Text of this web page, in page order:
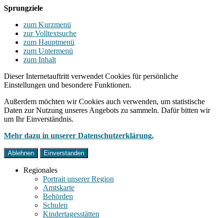
Sprungziele
zum Kurzmenü
zur Volltextsuche
zum Hauptmenü
zum Untermenü
zum Inhalt
Dieser Internetauftritt verwendet Cookies für persönliche
Einstellungen und besondere Funktionen.
Außerdem möchten wir Cookies auch verwenden, um statistische
Daten zur Nutzung unseres Angebots zu sammeln. Dafür bitten wir
um Ihr Einverständnis.
Mehr dazu in unserer Datenschutzerklärung.
Ablehnen Einverstanden
Regionales
Portrait unserer Region
Amtskarte
Behörden
Schulen
Kindertagesstätten